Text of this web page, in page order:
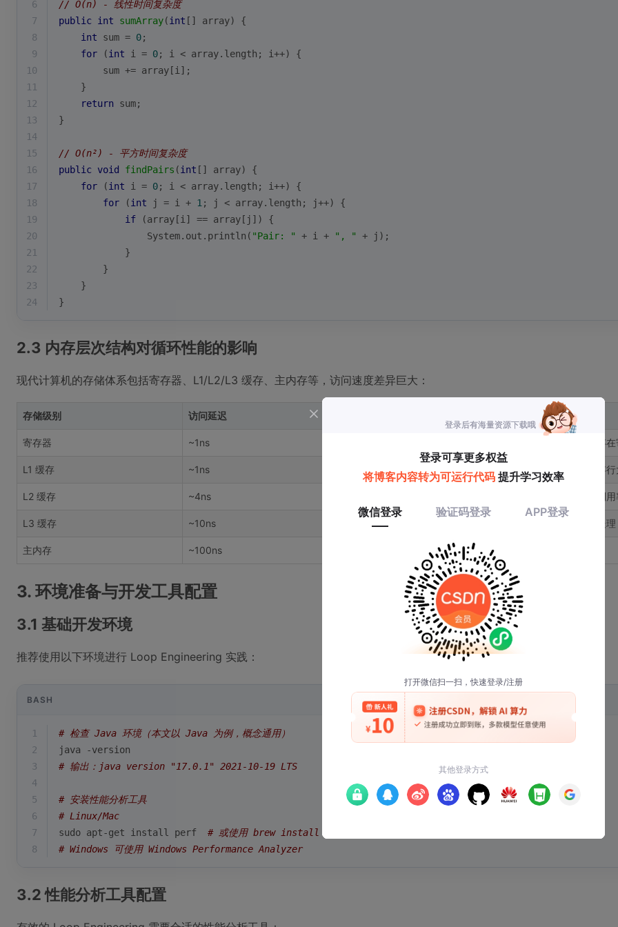
6
// O(n) - 线性时间复杂度
7
public int sumArray(int [] array)
{
8
int sum = 0;
9
for (int i = 0; i < array.length; i++) {
10
        sum += array[i];
11
    }
12
return sum;
13
}
14
15
// O(n²) - 平方时间复杂度
16
public void findPairs (int [] array)
{
17
for (int i = 0; i < array.length; i++) {
18
for (int j = i + 1 ; j < array.length; j++) {
19
if (array[i] == array[j]) {
20
                System.out.println(
"Pair: " + i + ", "
+ j);
21
            }
22
        }
23
    }
24
}
2.3 内存层次结构对循环性能的影响
现代计算机的存储体系包括寄存器、L1/L2/L3 缓存、主内存等，访问速度差异巨大：
存储级别 访问延迟 对循环性能的影响
寄存器 ~1ns 循环变量应尽量保存
L1 缓存 ~1ns 32-64KB 热点数据应适配缓存
L2 缓存 ~4ns 循环步长影响缓存利
L3 缓存 ~10ns 8-32MB 大数据集需要分块处理
主内存 ~100ns
3. 环境准备与开发工具配置
3.1 基础开发环境
推荐使用以下环境进行 Loop Engineering 实践：
BASH
1
# 检查 Java 环境（本文以 Java 为例，概念通用）
2
java -version
3
# 输出：java version "17.0.1" 2021-10-19 LTS
4
5
# 安装性能分析工具
6
# Linux/Mac
7
sudo apt-get install perf # 或使用 brew install perf
8
# Windows 可使用 Windows Performance Analyzer
3.2 性能分析工具配置